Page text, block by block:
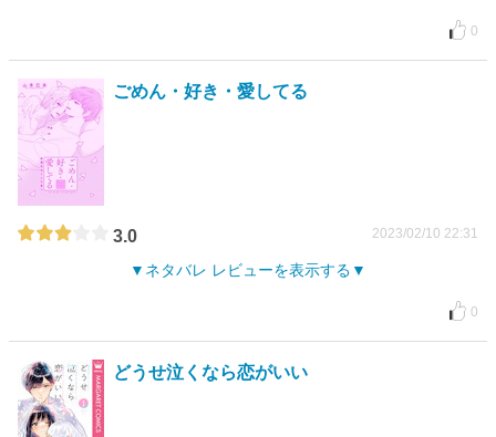
0
ごめん・好き・愛してる
3.0 2023/02/10 22:31
ネタバレ レビューを表示する
0
どうせ泣くなら恋がいい